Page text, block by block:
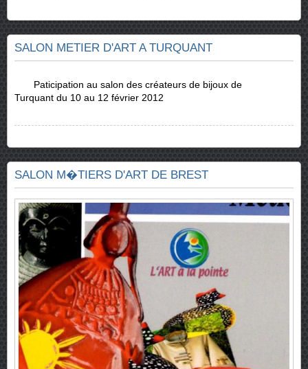
SALON METIER D'ART A TURQUANT
Paticipation au salon des créateurs de bijoux de
Turquant du 10 au 12 février 2012
SALON M�TIERS D'ART DE BREST